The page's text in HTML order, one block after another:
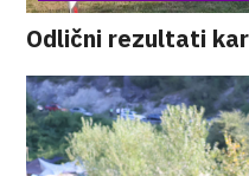
Odlični rezultati